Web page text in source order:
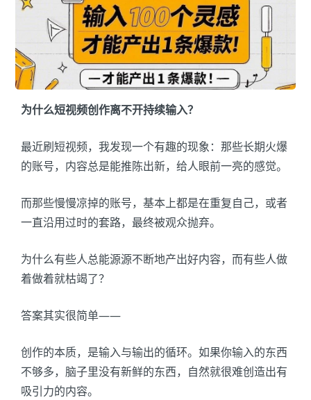
为什么短视频创作离不开持续输入？
最近刷短视频，我发现一个有趣的现象：那些长期火爆
的账号，内容总是能推陈出新，给人眼前一亮的感觉。
而那些慢慢凉掉的账号，基本上都是在重复自己，或者
一直沿用过时的套路，最终被观众抛弃。
为什么有些人总能源源不断地产出好内容，而有些人做
着做着就枯竭了？
答案其实很简单——
创作的本质，是输入与输出的循环。如果你输入的东西
不够多，脑子里没有新鲜的东西，自然就很难创造出有
吸引力的内容。